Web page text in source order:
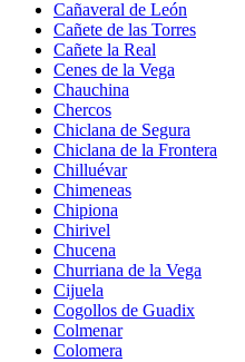
Cañaveral de León
Cañete de las Torres
Cañete la Real
Cenes de la Vega
Chauchina
Chercos
Chiclana de Segura
Chiclana de la Frontera
Chilluévar
Chimeneas
Chipiona
Chirivel
Chucena
Churriana de la Vega
Cijuela
Cogollos de Guadix
Colmenar
Colomera